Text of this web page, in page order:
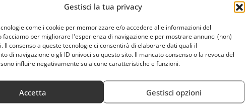
Gestisci la tua privacy
come i cookie per memorizzare e/o accedere alle informazioni del
facciamo per migliorare l'esperienza di navigazione e per mostrare annunci (non)
Il consenso a queste tecnologie ci consentirà di elaborare dati quali il
di navigazione o gli ID univoci su questo sito. Il mancato consenso o la revoca del
influire negativamente su alcune caratteristiche e funzioni.
Accetta Gestisci opzioni
della qualificazione